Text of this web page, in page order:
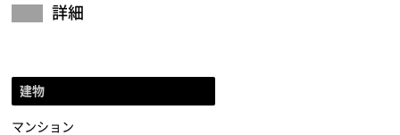
詳細
建物
マンション